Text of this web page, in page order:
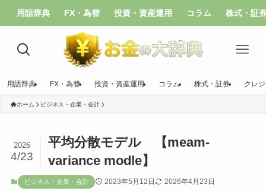
用語辞典 FX・為替 投資・資産運用 コラム 株式・証
用語辞典 FX・為替 投資・資産運用 コラム 株式・証券 クレ
ホーム ビジネス・企業・会計
平均分散モデル 【meam-
variance modle】
2026
4/23
ビジネス・企業・会計 2023年5月12日 2026年4月23日